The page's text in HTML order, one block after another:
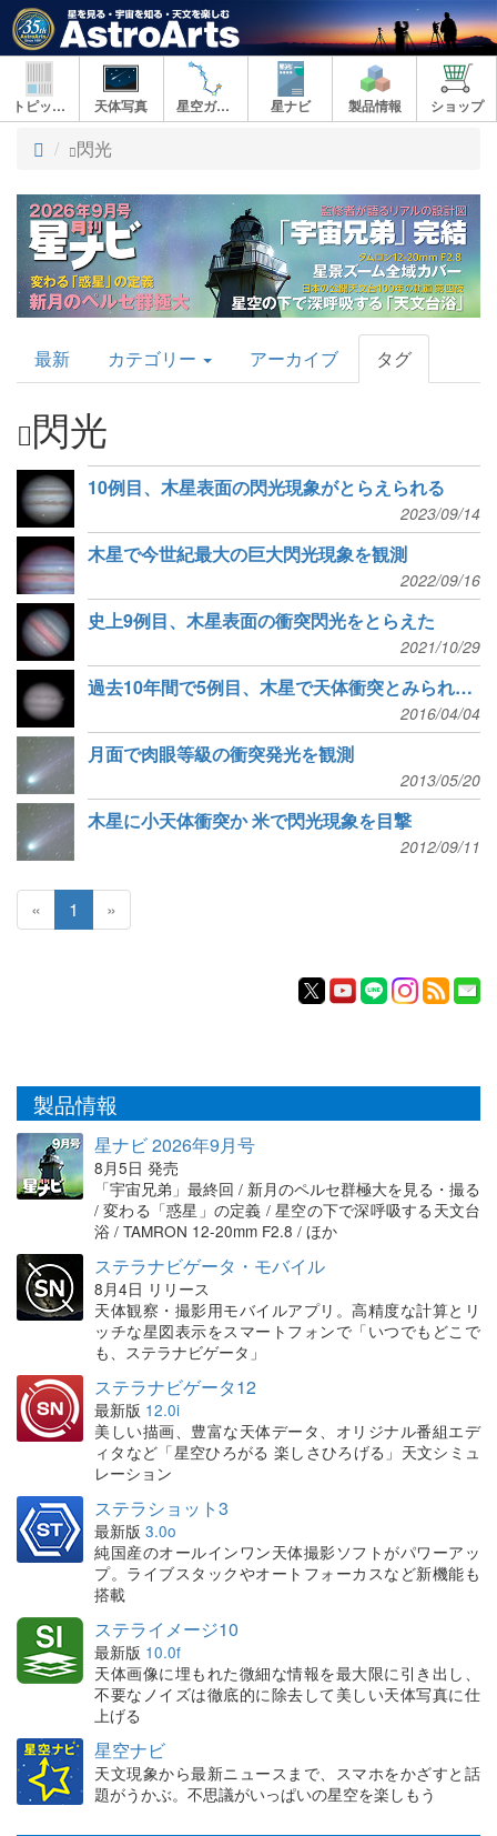
トピックス 天体写真 星空ガイド 星ナビ 製品情報 ショップ
ト
プ
閃光
AstroArts
Topics
最新 カテゴリー アーカイブ タグ
閃光
10例目、木星表面の閃光現象がとらえられる
2023/09/14
木星で今世紀最大の巨大閃光現象を観測
2022/09/16
史上9例目、木星表面の衝突閃光をとらえた
2021/10/29
過去10年間で5例目、木星で天体衝突とみられる閃光現象
2016/04/04
月面で肉眼等級の衝突発光を観測
2013/05/20
木星に小天体衝突か 米で閃光現象を目撃
2012/09/11
« 1 »
製品情報
星ナビ 2026年9月号
8月5日 発売
「宇宙兄弟」最終回 / 新月のペルセ群極大を見る・撮る
/ 変わる「惑星」の定義 / 星空の下で深呼吸する天文台
浴 / TAMRON 12-20mm F2.8 / ほか
ステラナビゲータ・モバイル
8月4日 リリース
天体観察・撮影用モバイルアプリ。高精度な計算とリ
ッチな星図表示をスマートフォンで「いつでもどこで
も、ステラナビゲータ」
ステラナビゲータ12
最新版 12.0i
美しい描画、豊富な天体データ、オリジナル番組エデ
ィタなど「星空ひろがる 楽しさひろげる」天文シミュ
レーション
ステラショット3
最新版 3.0o
純国産のオールインワン天体撮影ソフトがパワーアッ
プ。ライブスタックやオートフォーカスなど新機能も
搭載
ステライメージ10
最新版 10.0f
天体画像に埋もれた微細な情報を最大限に引き出し、
不要なノイズは徹底的に除去して美しい天体写真に仕
上げる
星空ナビ
天文現象から最新ニュースまで、スマホをかざすと話
題がうかぶ。不思議がいっぱいの星空を楽しもう